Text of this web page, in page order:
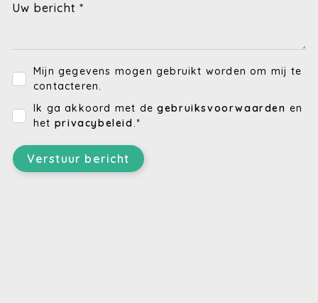
Uw bericht *
Mijn gegevens mogen gebruikt worden om mij te
contacteren.
Ik ga akkoord met degebruiksvoorwaarden en
het privacybeleid.*
Verstuur bericht